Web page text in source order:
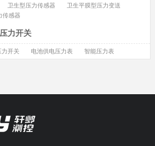
卫生型压力传感器
卫生平膜型压力变送
传感器
力开关
力开关 电池供电压力表 智能压力表